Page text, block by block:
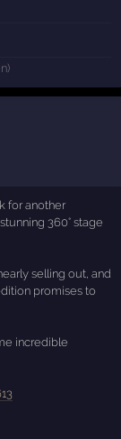
for another
360° stage
selling out, and
promises to
incredible